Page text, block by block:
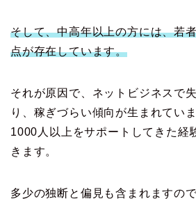
そして、中高年以上の方には、若
点が存在しています。
それが原因で、ネットビジネスで
り、稼ぎづらい傾向が生まれてい
1000人以上をサポートしてきた経
きます。
多少の独断と偏見も含まれますの